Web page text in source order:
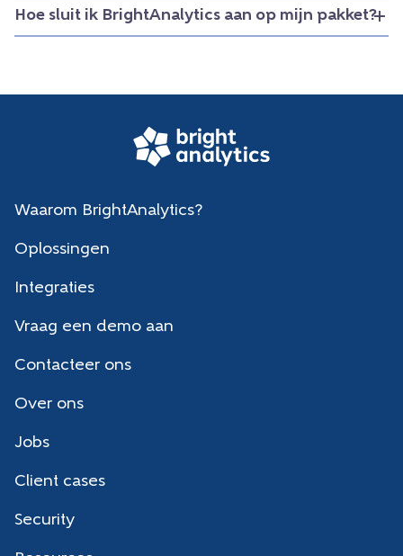
Hoe sluit ik BrightAnalytics aan op mijn pakket?
Waarom BrightAnalytics?
Oplossingen
Integraties
Vraag een demo aan
Contacteer ons
Over ons
Jobs
Client cases
Security